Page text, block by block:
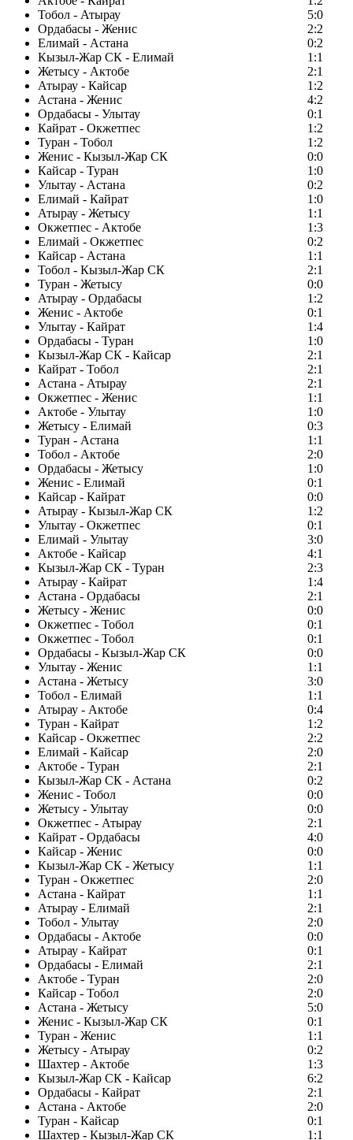
Тобол - Атырау
5:0
Ордабасы - Женис
2:2
Елимай - Астана
0:2
Кызыл-Жар СК - Елимай
1:1
Жетысу - Актобе
2:1
Атырау - Кайсар
1:2
Астана - Женис
4:2
Ордабасы - Улытау
0:1
Кайрат - Окжетпес
1:2
Туран - Тобол
1:2
Женис - Кызыл-Жар СК
0:0
Кайсар - Туран
1:0
Улытау - Астана
0:2
Елимай - Кайрат
1:0
Атырау - Жетысу
1:1
Окжетпес - Актобе
1:3
Елимай - Окжетпес
0:2
Кайсар - Астана
1:1
Тобол - Кызыл-Жар СК
2:1
Туран - Жетысу
0:0
Атырау - Ордабасы
1:2
Женис - Актобе
0:1
Улытау - Кайрат
1:4
Ордабасы - Туран
1:0
Кызыл-Жар СК - Кайсар
2:1
Кайрат - Тобол
2:1
Астана - Атырау
2:1
Окжетпес - Женис
1:1
Актобе - Улытау
1:0
Жетысу - Елимай
0:3
Туран - Астана
1:1
Тобол - Актобе
2:0
Ордабасы - Жетысу
1:0
Женис - Елимай
0:1
Кайсар - Кайрат
0:0
Атырау - Кызыл-Жар СК
1:2
Улытау - Окжетпес
0:1
Елимай - Улытау
3:0
Актобе - Кайсар
4:1
Кызыл-Жар СК - Туран
2:3
Атырау - Кайрат
1:4
Астана - Ордабасы
2:1
Жетысу - Женис
0:0
Окжетпес - Тобол
0:1
Окжетпес - Тобол
0:1
Ордабасы - Кызыл-Жар СК
0:0
Улытау - Женис
1:1
Астана - Жетысу
3:0
Тобол - Елимай
1:1
Атырау - Актобе
0:4
Туран - Кайрат
1:2
Кайсар - Окжетпес
2:2
Елимай - Кайсар
2:0
Актобе - Туран
2:1
Кызыл-Жар СК - Астана
0:2
Женис - Тобол
0:0
Жетысу - Улытау
0:0
Окжетпес - Атырау
2:1
Кайрат - Ордабасы
4:0
Кайсар - Женис
0:0
Кызыл-Жар СК - Жетысу
1:1
Туран - Окжетпес
2:0
Астана - Кайрат
1:1
Атырау - Елимай
2:1
Тобол - Улытау
2:0
Ордабасы - Актобе
0:0
Атырау - Кайрат
0:1
Ордабасы - Елимай
2:1
Актобе - Туран
2:0
Кайсар - Тобол
2:0
Астана - Жетысу
5:0
Женис - Кызыл-Жар СК
0:1
Туран - Женис
1:1
Жетысу - Атырау
0:2
Шахтер - Актобе
1:3
Кызыл-Жар СК - Кайсар
6:2
Ордабасы - Кайрат
2:1
Астана - Актобе
2:0
Туран - Кайсар
0:1
Шахтер - Кызыл-Жар СК
1:1